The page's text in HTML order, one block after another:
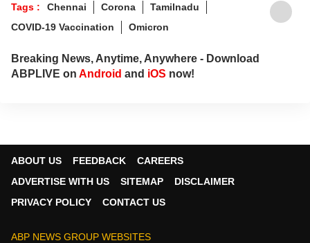
Tags : Chennai Corona
Tamilnadu
COVID-19 Vaccination
Omicron
Breaking News, Anytime, Anywhere - Download
ABPLIVE on Android and iOS now!
ABOUT US FEEDBACK
CAREERS
ADVERTISE WITH US
SITEMAP
DISCLAIMER
PRIVACY POLICY
CONTACT US
ABP NEWS GROUP WEBSITES